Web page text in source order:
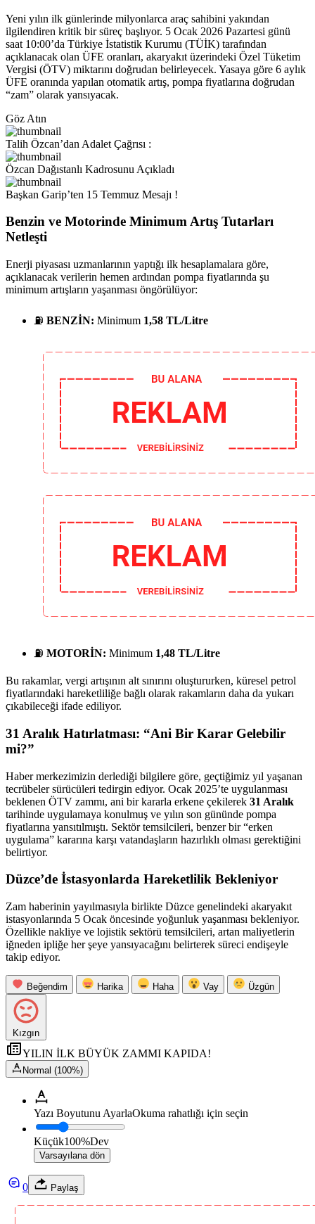
Yeni yılın ilk günlerinde milyonlarca araç sahibini yakından
ilgilendiren kritik bir süreç başlıyor. 5 Ocak 2026 Pazartesi günü
saat 10:00’da Türkiye İstatistik Kurumu (TÜİK) tarafından
açıklanacak olan ÜFE oranları, akaryakıt üzerindeki Özel Tüketim
Vergisi (ÖTV) miktarını doğrudan belirleyecek. Yasaya göre 6 aylık
ÜFE oranında yapılan otomatik artış, pompa fiyatlarına doğrudan
“zam” olarak yansıyacak.
Göz Atın
Talih Özcan’dan Adalet Çağrısı :
Özcan Dağıstanlı Kadrosunu Açıkladı
Başkan Garip’ten 15 Temmuz Mesajı !
Benzin ve Motorinde Minimum Artış Tutarları
Netleşti
Enerji piyasası uzmanlarının yaptığı ilk hesaplamalara göre,
açıklanacak verilerin hemen ardından pompa fiyatlarında şu
minimum artışların yaşanması öngörülüyor:
⛽ BENZİN: Minimum 1,58 TL/Litre
⛽ MOTORİN: Minimum 1,48 TL/Litre
Bu rakamlar, vergi artışının alt sınırını oluştururken, küresel petrol
fiyatlarındaki hareketliliğe bağlı olarak rakamların daha da yukarı
çıkabileceği ifade ediliyor.
31 Aralık Hatırlatması: “Ani Bir Karar Gelebilir
mi?”
Haber merkezimizin derlediği bilgilere göre, geçtiğimiz yıl yaşanan
tecrübeler sürücüleri tedirgin ediyor. Ocak 2025’te uygulanması
beklenen ÖTV zammı, ani bir kararla erkene çekilerek 31 Aralık
tarihinde uygulamaya konulmuş ve yılın son gününde pompa
fiyatlarına yansıtılmıştı. Sektör temsilcileri, benzer bir “erken
uygulama” kararına karşı vatandaşların hazırlıklı olması gerektiğini
belirtiyor.
Düzce’de İstasyonlarda Hareketlilik Bekleniyor
Zam haberinin yayılmasıyla birlikte Düzce genelindeki akaryakıt
istasyonlarında 5 Ocak öncesinde yoğunluk yaşanması bekleniyor.
Özellikle nakliye ve lojistik sektörü temsilcileri, artan maliyetlerin
iğneden ipliğe her şeye yansıyacağını belirterek süreci endişeyle
takip ediyor.
Beğendim Harika Haha Vay Üzgün
Kızgın
YILIN İLK BÜYÜK ZAMMI KAPIDA!
Normal (100%)
Yazı Boyutunu AyarlaOkuma rahatlığı için seçin
Küçük100%Dev
Varsayılana dön
0 Paylaş